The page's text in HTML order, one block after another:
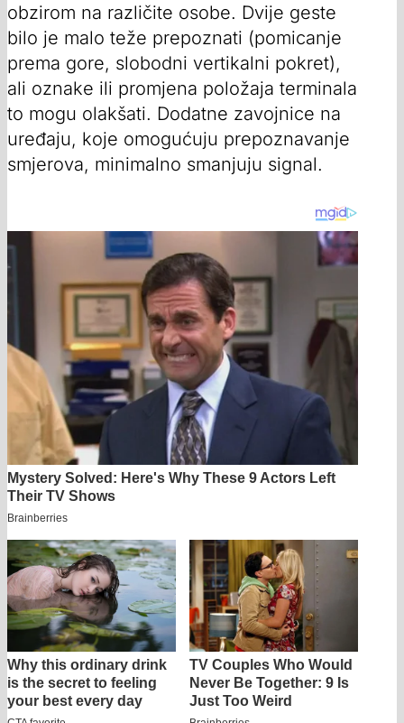
obzirom na različite osobe. Dvije geste
bilo je malo teže prepoznati (pomicanje
prema gore, slobodni vertikalni pokret),
ali oznake ili promjena položaja terminala
to mogu olakšati. Dodatne zavojnice na
uređaju, koje omogućuju prepoznavanje
smjerova, minimalno smanjuju signal.